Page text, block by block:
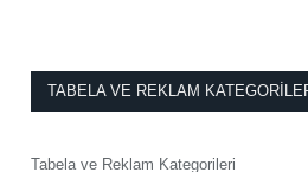
TABELA VE REKLAM
Tabela ve Reklam Kategorileri